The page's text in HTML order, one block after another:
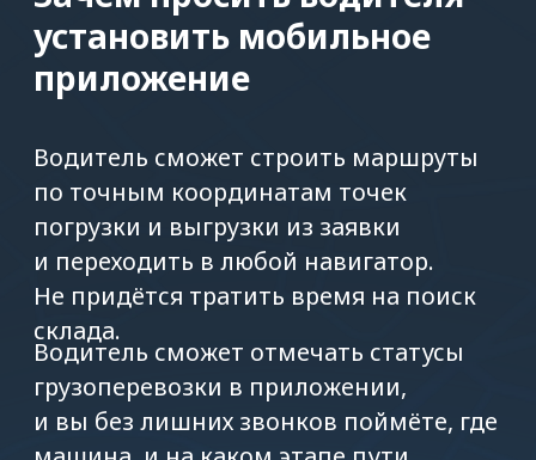
+7 (812) 602-01-31
Покажем, как работает сервис,
и поможем с подключением
с 09:00 до 18:00 МСК по будням
ФИО
Код ATI.SU
Телефон
+7